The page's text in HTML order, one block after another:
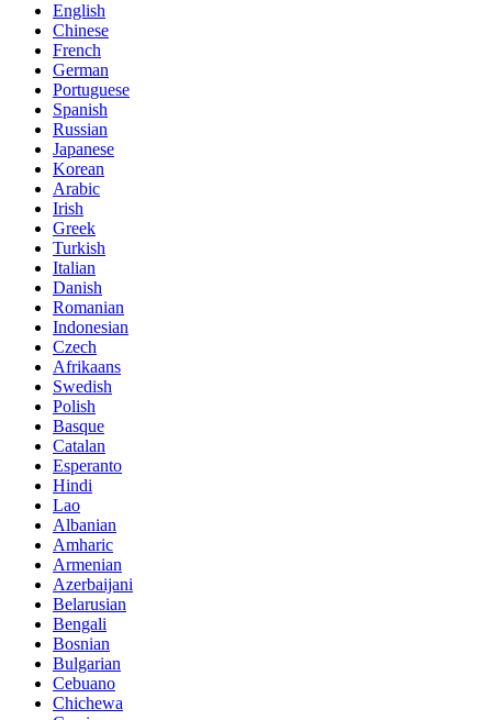
English
Chinese
French
German
Portuguese
Spanish
Russian
Japanese
Korean
Arabic
Irish
Greek
Turkish
Italian
Danish
Romanian
Indonesian
Czech
Afrikaans
Swedish
Polish
Basque
Catalan
Esperanto
Hindi
Lao
Albanian
Amharic
Armenian
Azerbaijani
Belarusian
Bengali
Bosnian
Bulgarian
Cebuano
Chichewa